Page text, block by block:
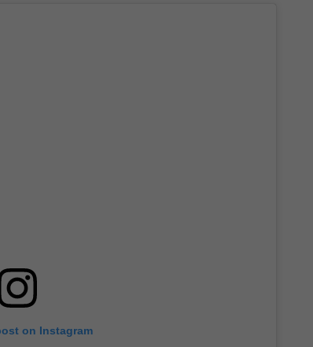
on Instagram